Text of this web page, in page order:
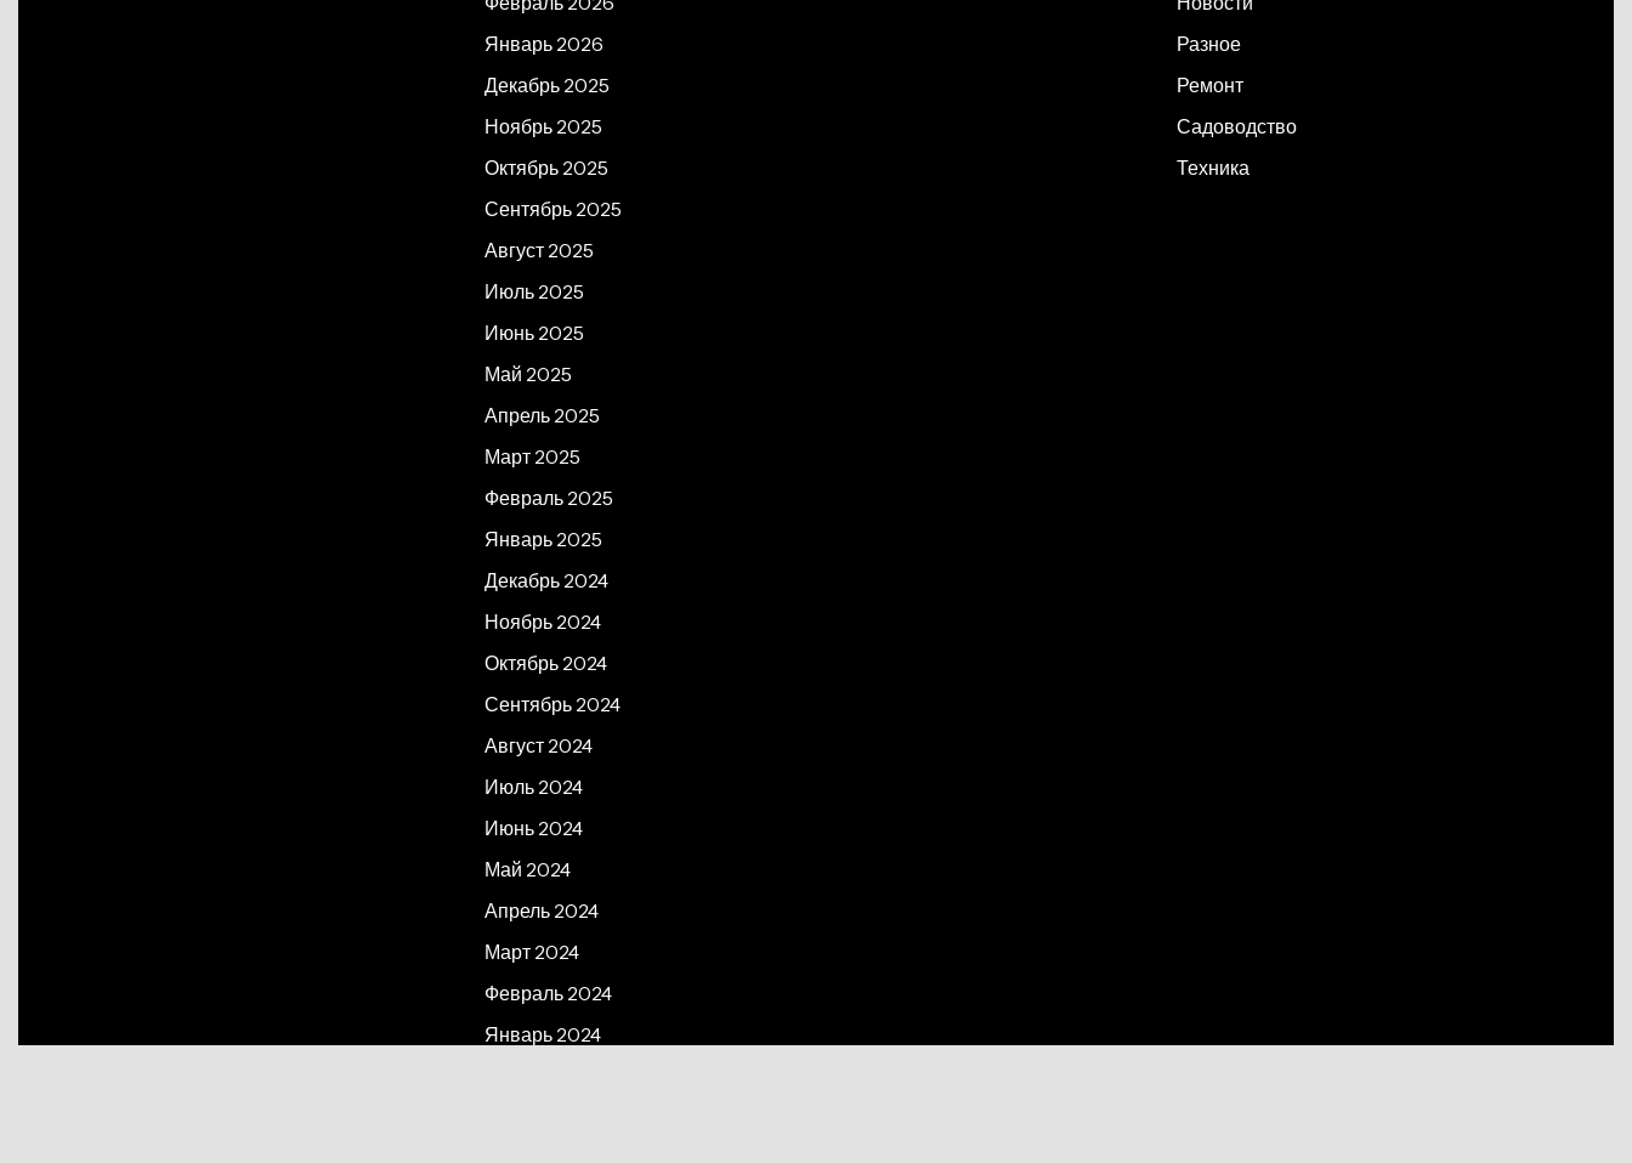
Январь 2026
Декабрь 2025
Ноябрь 2025
Октябрь 2025
Сентябрь 2025
Август 2025
Июль 2025
Июнь 2025
Май 2025
Апрель 2025
Март 2025
Февраль 2025
Январь 2025
Декабрь 2024
Ноябрь 2024
Октябрь 2024
Сентябрь 2024
Август 2024
Июль 2024
Июнь 2024
Май 2024
Апрель 2024
Март 2024
Февраль 2024
Январь 2024
Разное
Ремонт
Садоводство
Техника